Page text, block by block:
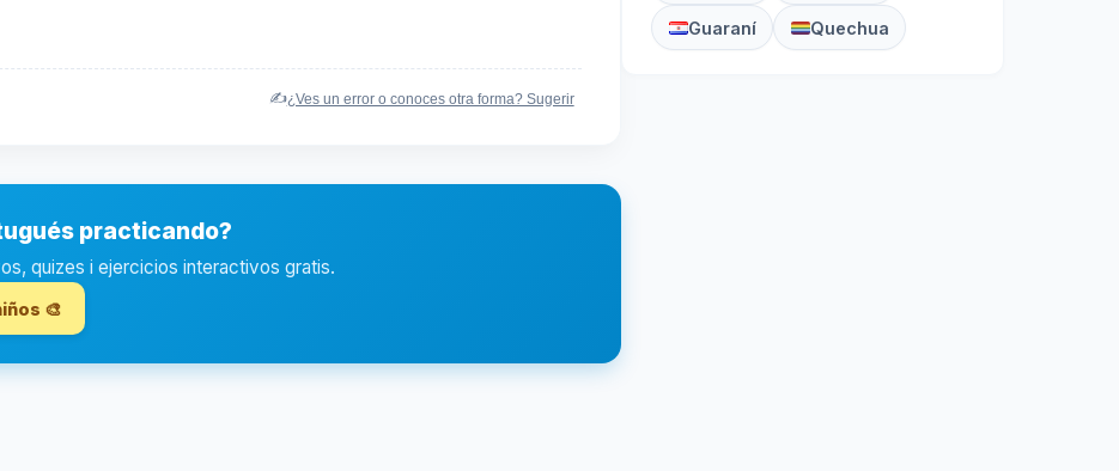
✍️¿Ves un error o conoces otra forma? Sugerir
practicando?
quizes i ejercicios interactivos gratis.
🎨
Guaraní Quechua